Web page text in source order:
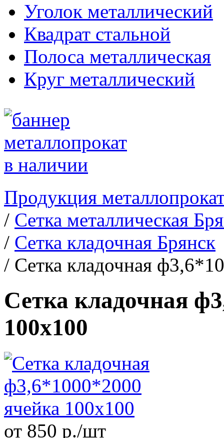
Уголок металлический
Квадрат стальной
Полоса металлическая
Круг металлический
Продукция
/ Сетка металлическая
/ Сетка кладочная Брянск
/ Сетка кладочная
Сетка кладочная
100х100
от 850 р./шт